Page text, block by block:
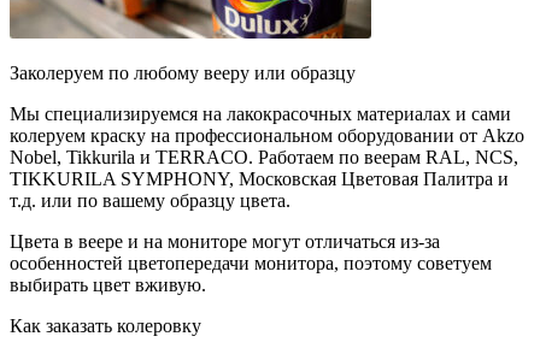
Заколеруем по любому вееру или образцу
Мы специализируемся на лакокрасочных материалах и сами
колеруем краску на профессиональном оборудовании от Akzo
Nobel, Tikkurila и TERRACO. Работаем по веерам RAL, NCS,
TIKKURILA SYMPHONY, Московская Цветовая Палитра и
т.д. или по вашему образцу цвета.
Цвета в веере и на мониторе могут отличаться из-за
особенностей цветопередачи монитора, поэтому советуем
выбирать цвет вживую.
Как заказать колеровку